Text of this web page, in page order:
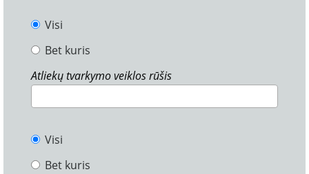
Visi
Bet kuris
Atliekų tvarkymo veiklos rūšis
Visi
Bet kuris